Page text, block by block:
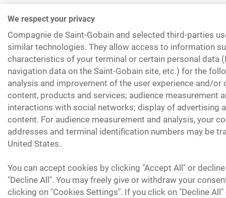
We respect your privacy
Compagnie de Saint-Gobain and selected third-parties
similar technologies. They allow access to information
characteristics of your terminal or certain personal data
navigation data on the Saint-Gobain site, etc.) for the
analysis and improvement of the user experience and/or
content, products and services; audience measurement
interactions with social networks; display of advertising
content. For audience measurement and analysis, your
addresses and terminal identification numbers may be
United States.
You can accept cookies by clicking "Accept All" or
"Decline All". You may freely give or withdraw your
clicking on "Cookies Settings". If you click on "Decline